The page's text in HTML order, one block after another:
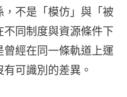
不是「模仿」與「被
同制度與資源條件下
經在同一條軌道上運
可識別的差異。